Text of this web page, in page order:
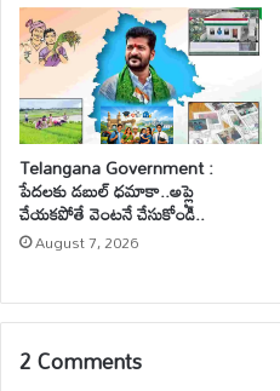
Telangana Government :
పేదలకు డబుల్ ధమాకా..అప్లై
చేయకపోతే వెంటనే చేసుకోండి..
August 7, 2026
2 Comments